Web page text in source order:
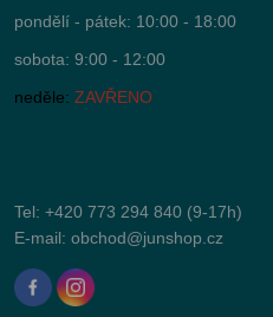
pondělí - pátek: 10:00 - 18:00
sobota: 9:00 - 12:00
neděle: ZAVŘENO
Tel: +420 773 294 840 (9-17h)
E-mail: obchod@junshop.cz